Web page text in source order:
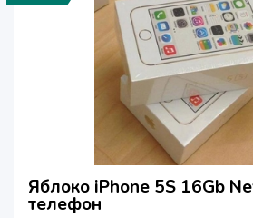
Яблоко iPhone 5S 16Gb
телефон